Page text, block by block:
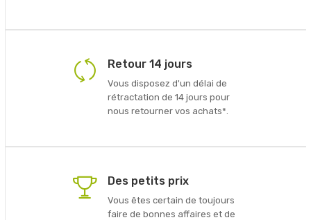
Retour 14 jours
Vous disposez d'un délai de
rétractation de 14 jours pour
nous retourner vos achats*.
Des petits prix
Vous êtes certain de toujours
faire de bonnes affaires et de